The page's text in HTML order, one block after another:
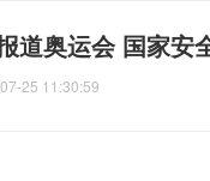
道奥运会 国家安
25 11:30:59